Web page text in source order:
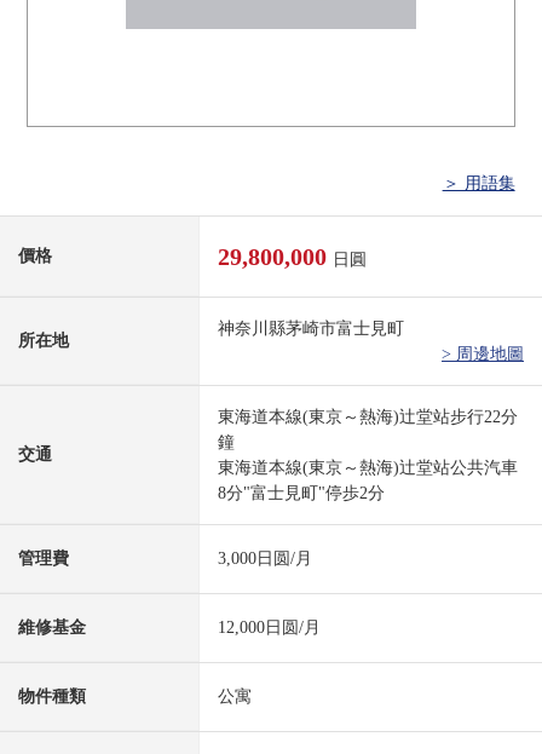
＞ 用語集
價格 29,800,000 日圓
所在地
神奈川縣茅崎市富士見町
> 周邊地圖
交通
東海道本線(東京～熱海)辻堂站步行22分
鐘
東海道本線(東京～熱海)辻堂站公共汽車
8分"富士見町"停歩2分
管理費 3,000日圆/月
維修基金 12,000日圆/月
物件種類 公寓